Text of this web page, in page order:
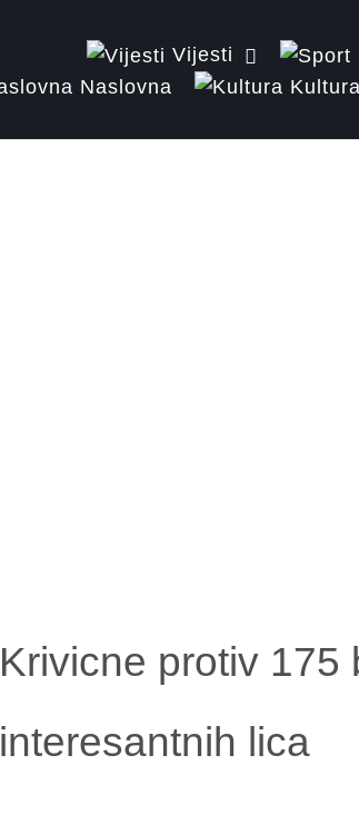
Vijesti
Naslovna
Kultura
Krivicne protiv 175
interesantnih lica